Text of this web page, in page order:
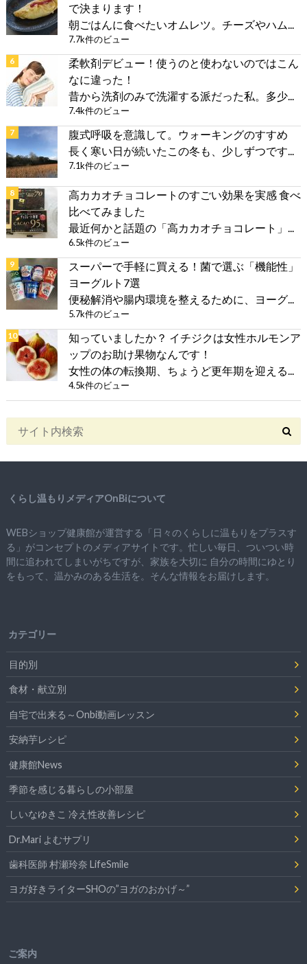
で決まります！
朝ごはんに食べたいオムレツ。チーズやハム...
7.7k件のビュー
柔軟剤デビュー！使うのと使わないのではこん
なに違った！
昔から洗剤のみで洗濯する派だった私。多少...
7.4k件のビュー
腹式呼吸を意識して。ウォーキングのすすめ
長く寒い日が続いたこの冬も、少しずつです...
7.1k件のビュー
高カカオチョコレートのすごい効果を実感 食べ
比べてみました
最近何かと話題の「高カカオチョコレート」...
6.5k件のビュー
スーパーで手軽に買える！菌で選ぶ「機能性」
ヨーグルト7選
便秘解消や腸内環境を整えるために、ヨーグ...
5.7k件のビュー
知っていましたか？ イチジクは女性ホルモンア
ップのお助け果物なんです！
女性の体の転換期、ちょうど更年期を迎える...
4.5k件のビュー
くらし温もりメディアOnBiについて
WEBショップ健康館が運営する「日々のくらしに温もりをプラスす
る」がコンセプトのメディアサイトです。忙しい毎日、ついつい時
間に追われてしまいがちですが、 家族を大切に 自分の時間にゆとり
をもって、 温かみのある生活を。そんな情報をお届けします。
カテゴリー
目的別
食材・献立別
自宅で出来る～Onbi動画レッスン
安納芋レシピ
健康館News
季節を感じる暮らしの小部屋
しいなゆきこ 冷え性改善レシピ
Dr.Mari よむサプリ
歯科医師 村瀬玲奈 LifeSmile
ヨガ好きライターSHOの”ヨガのおかげ～”
ご案内